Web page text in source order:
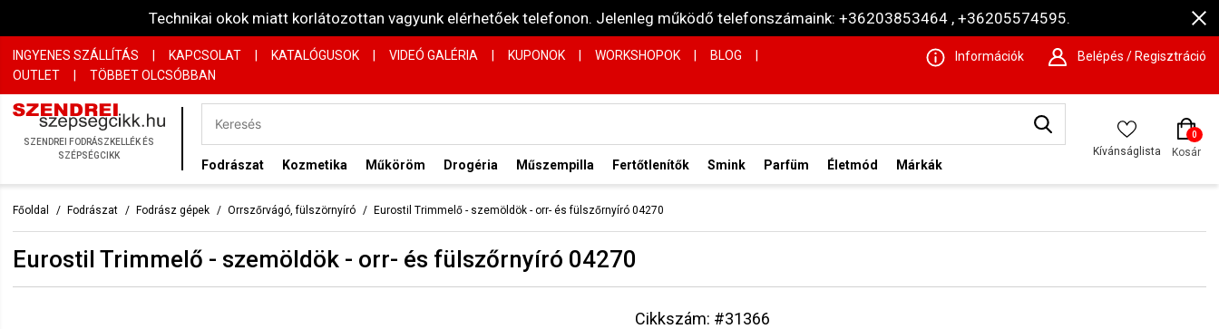
Technikai okok miatt korlátozottan vagyunk elérhetőek telefonon. Jelenleg működő telefonszámaink: +36203853464 , +36205574595.
INGYENES SZÁLLÍTÁS KAPCSOLAT KATALÓGUSOK VIDEÓ GALÉRIA KUPONOK WORKSHOPOK BLOG
OUTLET
| TÖBBET OLCSÓBBAN
Információk Belépés / Regisztráció
SZENDREI FODRÁSZKELLÉK ÉS
SZÉPSÉGCIKK
Fodrászat Kozmetika Műköröm Drogéria Műszempilla Fertőtlenítők Smink Parfüm Életmód Márkák
Kívánságlista
0
Kosár
Főoldal Fodrászat Fodrász gépek Orrszőrvágó, fülszörnyíró Eurostil Trimmelő - szemöldök - orr- és fülszőrnyíró 04270
Eurostil Trimmelő - szemöldök - orr- és fülszőrnyíró 04270
Cikkszám: #31366